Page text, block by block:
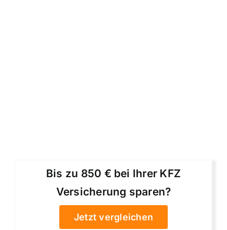
Bis zu 850 € bei Ihrer KFZ
Versicherung sparen?
Jetzt vergleichen